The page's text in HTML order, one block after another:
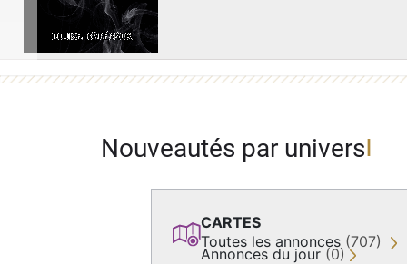
Nouveautés par univers
CARTES
Toutes les annonces (707)
Annonces du jour (0)